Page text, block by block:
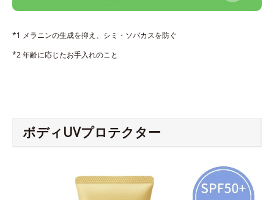
*1 メラニンの生成を抑え、シミ・ソバカスを防ぐ
*2 年齢に応じたお手入れのこと
ボディUVプロテクター